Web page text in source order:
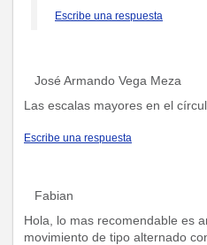
Escribe una respuesta
José Armando Vega Meza
Las escalas mayores en el
Escribe una respuesta
Fabian
Hola, lo mas recomendable es
movimiento de tipo alternado